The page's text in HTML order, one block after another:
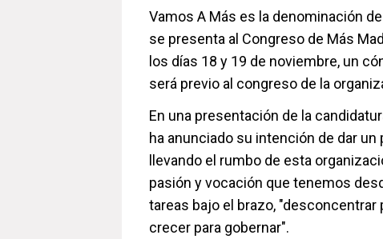
Vamos A Más es la denominación
se presenta al Congreso de Más
los días 18 y 19 de noviembre, un
será previo al congreso de la
En una presentación de la
ha anunciado su intención de dar
llevando el rumbo de esta
pasión y vocación que tenemos
tareas bajo el brazo, "desconcentrar
crecer para gobernar".